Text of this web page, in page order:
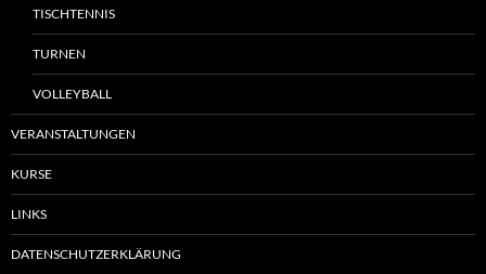
TISCHTENNIS
TURNEN
VOLLEYBALL
VERANSTALTUNGEN
KURSE
LINKS
DATENSCHUTZERKLÄRUNG